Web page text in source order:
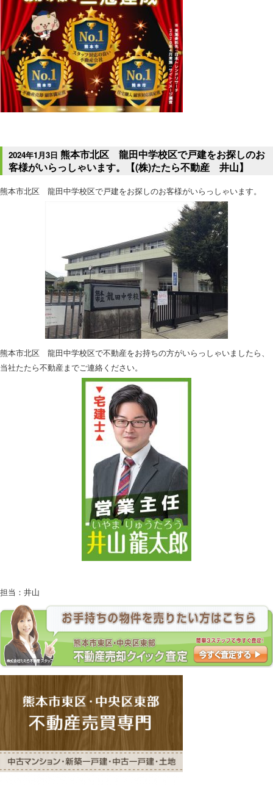
2024年1月3日 熊本市北区 龍田中学校区で戸建をお探しのお
客様がいらっしゃいます。【(株)たたら不動産 井山】
熊本市北区 龍田中学校区で戸建をお探しのお客様がいらっしゃいます。
熊本市北区 龍田中学校区で不動産をお持ちの方がいらっしゃいましたら、
当社たたら不動産までご連絡ください。
担当：井山